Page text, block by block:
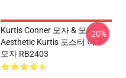
Kurtis Conner 모자 & 모자 -
Aesthetic Kurtis 포스터 야구
모자 RB2403
-20%